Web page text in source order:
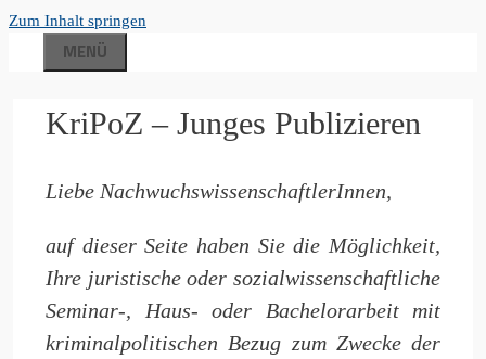
Zum Inhalt springen
MENÜ
KriPoZ – Junges Publizieren
Liebe NachwuchswissenschaftlerInnen,
auf dieser Seite haben Sie die Möglichkeit,
Ihre juristische oder sozialwissenschaftliche
Seminar-, Haus- oder Bachelorarbeit mit
kriminalpolitischen Bezug zum Zwecke der